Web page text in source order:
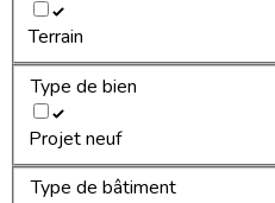
Terrain
Type de bien
Projet neuf
Type de bâtiment